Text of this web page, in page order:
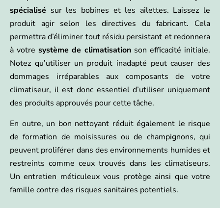
spécialisé sur les bobines et les ailettes. Laissez le
produit agir selon les directives du fabricant. Cela
permettra d’éliminer tout résidu persistant et redonnera
à votresystème de climatisationson efficacité initiale.
Notez qu’utiliser un produit inadapté peut causer des
dommages irréparables aux composants de votre
climatiseur, il est donc essentiel d’utiliser uniquement
des produits approuvés pour cette tâche.
En outre, un bon nettoyant réduit également le risque
de formation de moisissures ou de champignons, qui
peuvent proliférer dans des environnements humides et
restreints comme ceux trouvés dans les climatiseurs.
Un entretien méticuleux vous protège ainsi que votre
famille contre des risques sanitaires potentiels.